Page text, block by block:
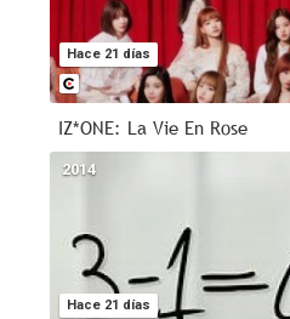
Hace 21 días
IZ*ONE: La Vie En Rose
Hace 21 días
2014